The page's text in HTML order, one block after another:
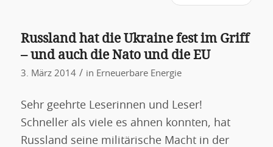
Russland hat die Ukraine fest im Griff
– und auch die Nato und die EU
3. März 2014 / in Erneuerbare Energie
Sehr geehrte Leserinnen und Leser!
Schneller als viele es ahnen konnten, hat
Russland seine militärische Macht in der